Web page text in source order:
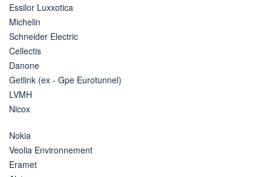
Essilor Luxxotica
Michelin
Schneider Electric
Cellectis
Danone
Getlink (ex - Gpe Eurotunnel)
LVMH
Nicox
Nokia
Veolia Environnement
Eramet